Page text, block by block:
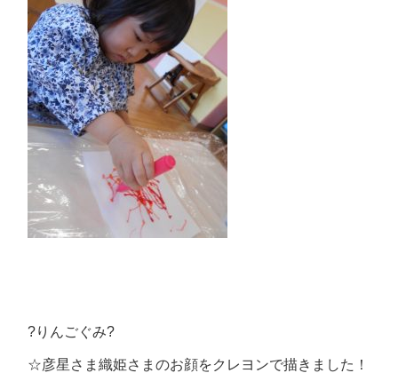
?りんごぐみ?
☆彦星さま織姫さまのお顔をクレヨンで描きました！